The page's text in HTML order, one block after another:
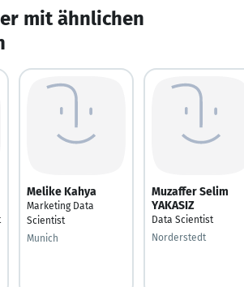
mit ähnlichen
Melike Kahya
Marketing Data
Scientist
Munich
Muzaffer Selim
YAKASIZ
Data Scientist
Norderstedt